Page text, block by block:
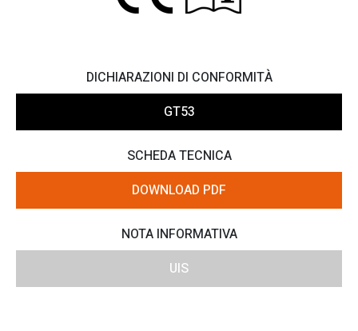
DICHIARAZIONI DI CONFORMITÀ
GT53
SCHEDA TECNICA
DOWNLOAD PDF
NOTA INFORMATIVA
UIS